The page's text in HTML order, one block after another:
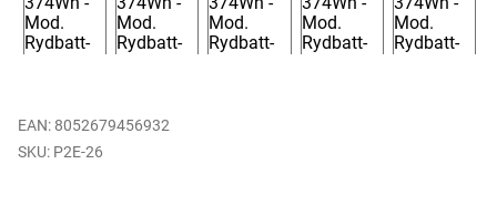
EAN: 8052679456932
P2E-26